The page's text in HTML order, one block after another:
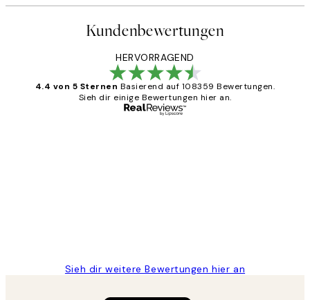
Kundenbewertungen
HERVORRAGEND
4.4 von 5 Sternen Basierend auf 108359 Bewertungen.
Sieh dir einige Bewertungen hier an.
Sieh dir weitere Bewertungen hier an